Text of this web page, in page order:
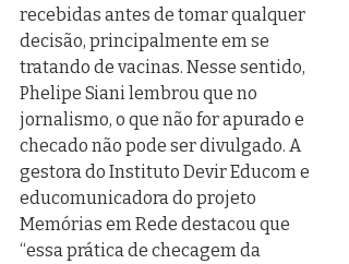
recebidas antes de tomar qualquer
decisão, principalmente em se
tratando de vacinas. Nesse sentido,
Phelipe Siani lembrou que no
jornalismo, o que não for apurado e
checado não pode ser divulgado. A
gestora do Instituto Devir Educom e
educomunicadora do projeto
Memórias em Rede destacou que
“essa prática de checagem da